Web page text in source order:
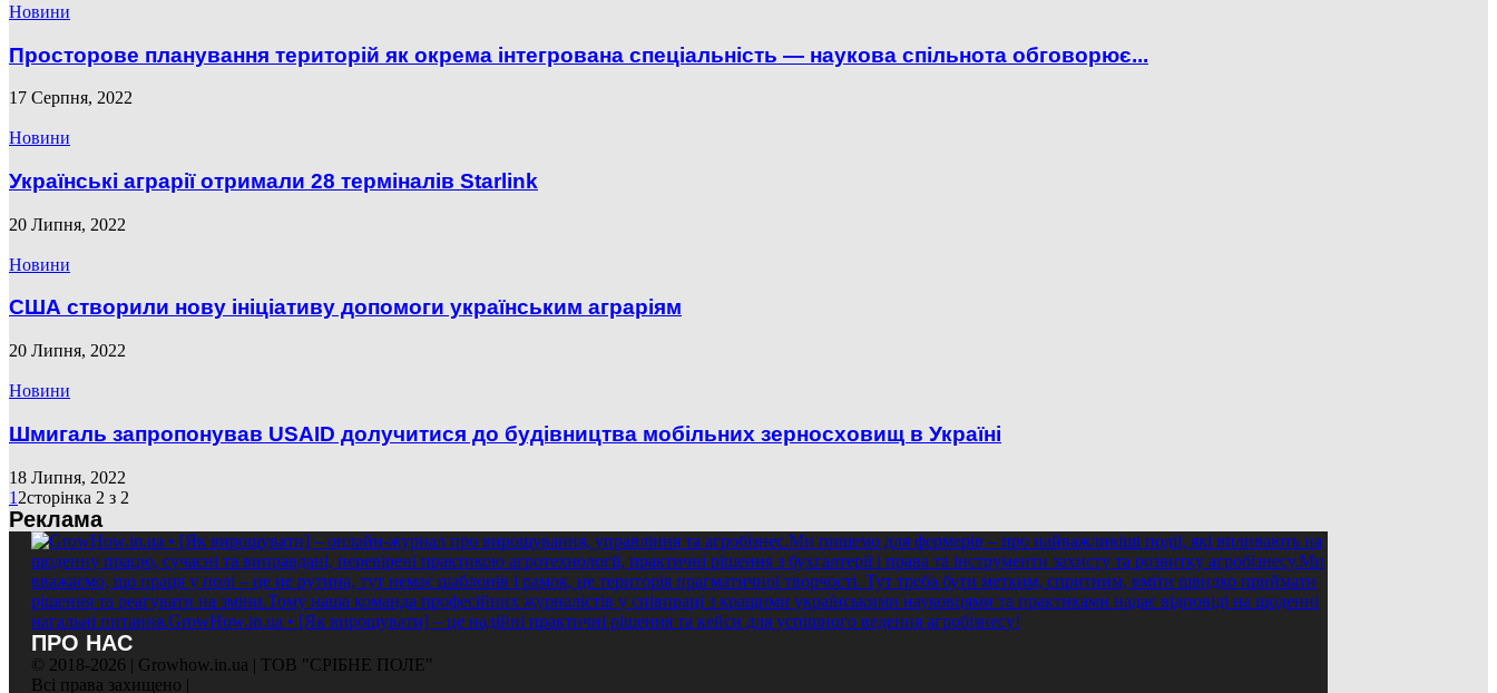
Новини
Просторове планування територій як окрема інтегрована спеціальність — наукова спільнота обговорює...
17 Серпня, 2022
Новини
Українські аграрії отримали 28 терміналів Starlink
20 Липня, 2022
Новини
США створили нову ініціативу допомоги українським аграріям
20 Липня, 2022
Новини
Шмигаль запропонував USAID долучитися до будівництва мобільних зерносховищ в Україні
18 Липня, 2022
1 2сторінка 2 з 2
Реклама
ПРО НАС
© 2018-2026 | Growhow.in.ua | ТОВ "СРІБНЕ ПОЛЕ"
Всі права захищено |